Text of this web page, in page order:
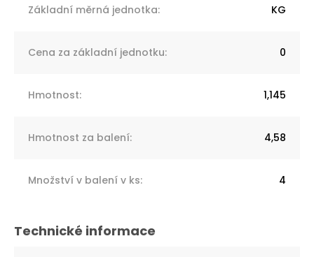
Základní měrná jednotka: KG
Cena za základní jednotku: 0
Hmotnost: 1,145
Hmotnost za balení: 4,58
Množství v balení v ks: 4